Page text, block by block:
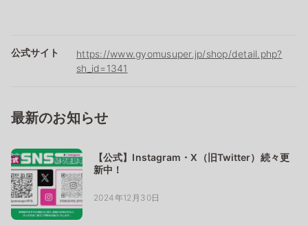
公式サイト
https://www.gyomusuper.jp/shop/detail.php?
sh_id=1341
最新のお知らせ
【公式】Instagram・X（旧Twitter）続々更
新中！
2024年12月30日